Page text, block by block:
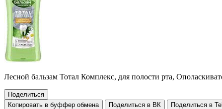
Лесной бальзам Тотал Комплекс, для полости рта,
Поделиться
Копировать в буффер обмена
Поделиться в ВК
Поделиться в